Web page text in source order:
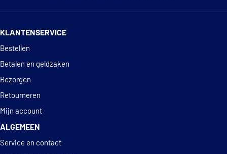
KLANTENSERVICE
Bestellen
Betalen en geldzaken
Bezorgen
Retourneren
Mijn account
ALGEMEEN
Service en contact